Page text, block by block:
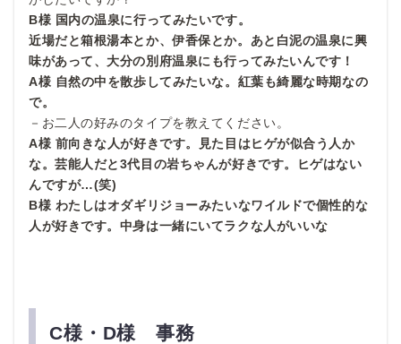
B様 国内の温泉に行ってみたいです。
近場だと箱根湯本とか、伊香保とか。あと白泥の温泉に興
味があって、大分の別府温泉にも行ってみたいんです！
A様 自然の中を散歩してみたいな。紅葉も綺麗な時期なの
で。
－お二人の好みのタイプを教えてください。
A様 前向きな人が好きです。見た目はヒゲが似合う人か
な。芸能人だと3代目の岩ちゃんが好きです。ヒゲはない
んですが…(笑)
B様 わたしはオダギリジョーみたいなワイルドで個性的な
人が好きです。中身は一緒にいてラクな人がいいな
C様・D様 事務